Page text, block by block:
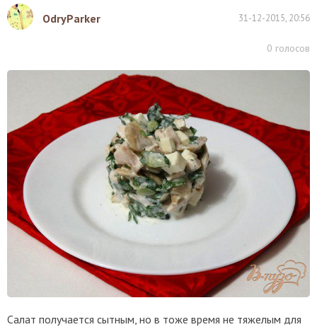
OdryParker 31-12-2015, 20:56
0 голосов
Салат получается сытным, но в тоже время не тяжелым для